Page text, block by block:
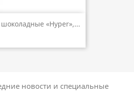
«Hyper»,...
новости и специальные